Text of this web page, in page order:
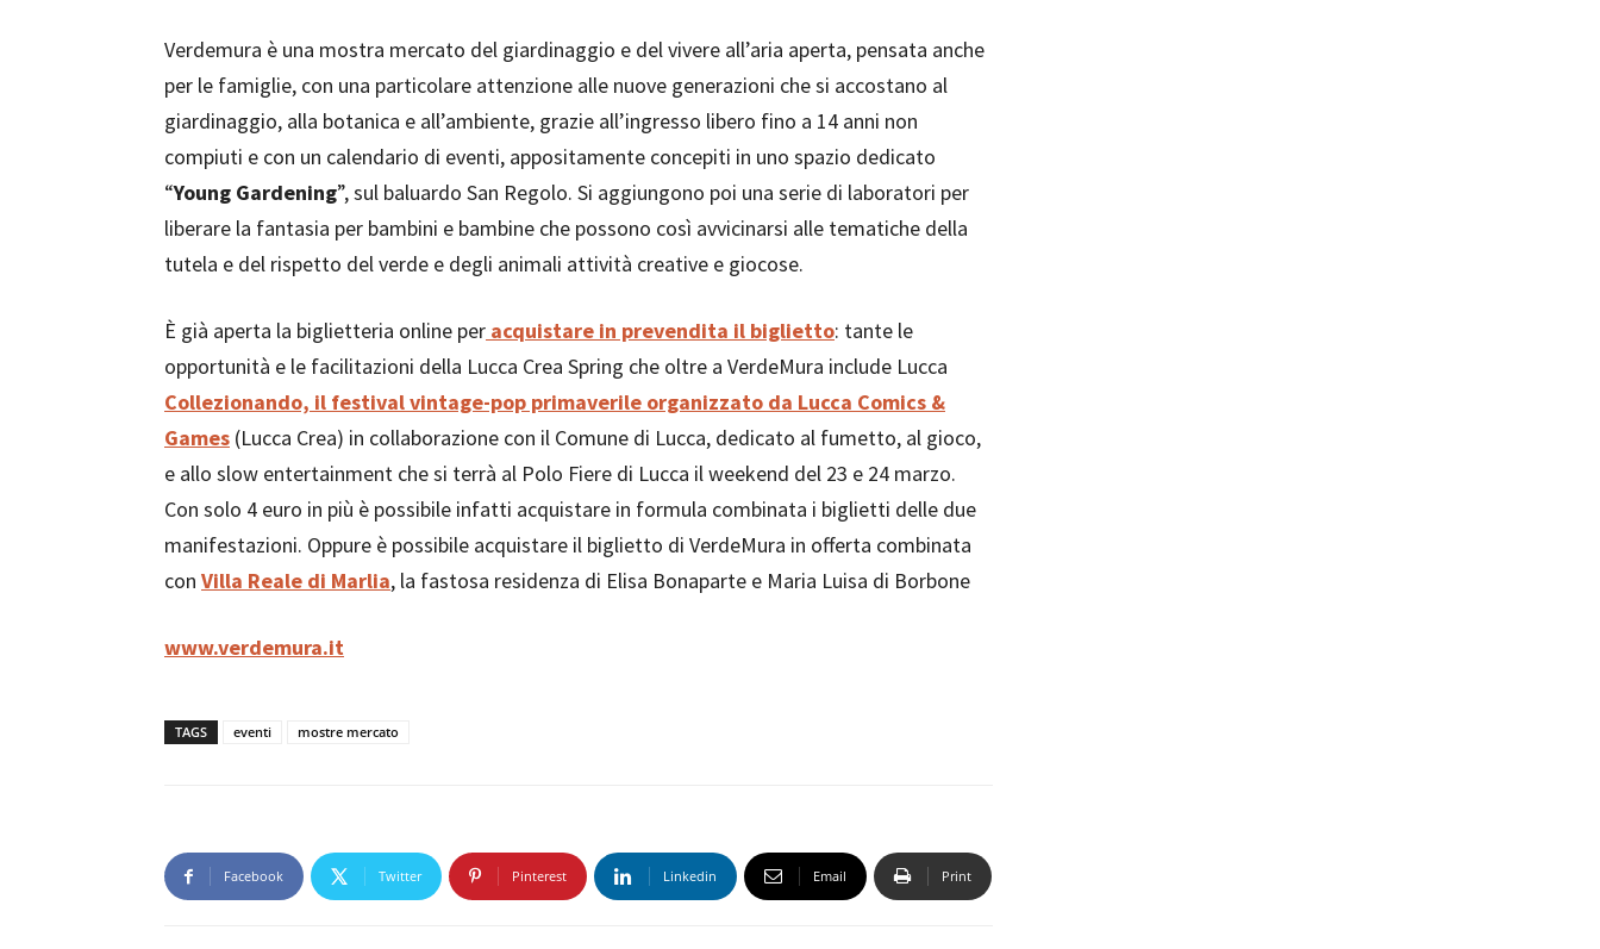
Verdemura è una mostra mercato del giardinaggio e del vivere all’aria aperta, pensata anche
per le famiglie, con una particolare attenzione alle nuove generazioni che si accostano al
giardinaggio, alla botanica e all’ambiente, grazie all’ingresso libero fino a 14 anni non
compiuti e con un calendario di eventi, appositamente concepiti in uno spazio dedicato
“Young Gardening”, sul baluardo San Regolo. Si aggiungono poi una serie di laboratori per
liberare la fantasia per bambini e bambine che possono così avvicinarsi alle tematiche della
tutela e del rispetto del verde e degli animali attività creative e giocose.
È già aperta la biglietteria online per acquistare in prevendita il biglietto: tante le
opportunità e le facilitazioni della Lucca Crea Spring che oltre a VerdeMura include Lucca
Collezionando, il festival vintage-pop primaverile organizzato da Lucca Comics &
Games (Lucca Crea) in collaborazione con il Comune di Lucca, dedicato al fumetto, al gioco,
e allo slow entertainment che si terrà al Polo Fiere di Lucca il weekend del 23 e 24 marzo.
Con solo 4 euro in più è possibile infatti acquistare in formula combinata i biglietti delle due
manifestazioni. Oppure è possibile acquistare il biglietto di VerdeMura in offerta combinata
con Villa Reale di Marlia, la fastosa residenza di Elisa Bonaparte e Maria Luisa di Borbone
www.verdemura.it
TAGS eventi mostre mercato
Facebook Twitter Pinterest Linkedin Email Print